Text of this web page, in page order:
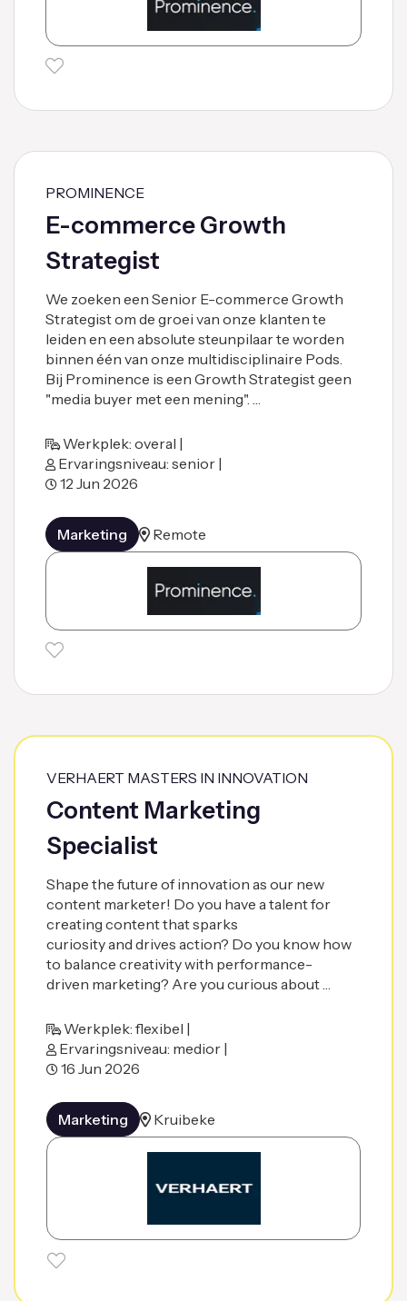
PROMINENCE
E-commerce Growth
Strategist
We zoeken een Senior E-commerce Growth
Strategist om de groei van onze klanten te
leiden en een absolute steunpilaar te worden
binnen één van onze multidisciplinaire Pods.
Bij Prominence is een Growth Strategist geen
"media buyer met een mening". …
Werkplek: overal |
Ervaringsniveau: senior |
12 Jun 2026
Marketing Remote
VERHAERT MASTERS IN INNOVATION
Content Marketing
Specialist
Shape the future of innovation as our new
content marketer! Do you have a talent for
creating content that sparks
curiosity and drives action? Do you know how
to balance creativity with performance-
driven marketing? Are you curious about …
Werkplek: flexibel |
Ervaringsniveau: medior |
16 Jun 2026
Marketing Kruibeke